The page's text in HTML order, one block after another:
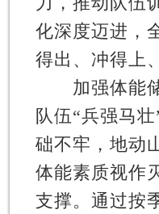
化深度迈进，
得出、冲得上
加强体能
队伍“兵强马壮
础不牢，地动
体能素质视作
支撑。通过按